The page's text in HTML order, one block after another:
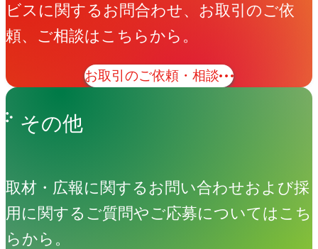
ビスに関するお問合わせ、お取引のご依
頼、ご相談はこちらから。
お取引のご依頼・相談
その他
取材・広報に関するお問い合わせおよび採
用に関するご質問やご応募についてはこち
らから。